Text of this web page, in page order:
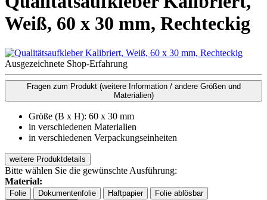
Weiß, 60 x 30 mm, Rechteckig
Ausgezeichnete Shop-Erfahrung
Fragen zum Produkt (weitere Information / andere Größen und
Materialien)
Größe (B x H): 60 x 30 mm
in verschiedenen Materialien
in verschiedenen Verpackungseinheiten
weitere Produktdetails
Bitte wählen Sie die gewünschte Ausführung:
Material:
Folie Dokumentenfolie Haftpapier
Folie ablösbar